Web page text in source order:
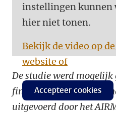
instellingen kunnen
hier niet tonen.
Bekijk de video op
website of
Accepteer cookies
De studie werd mogelijk
financiering van het
uitgevoerd door het